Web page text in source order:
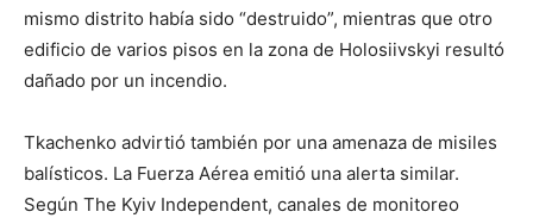
mismo distrito había sido “destruido”, mientras que otro
edificio de varios pisos en la zona de Holosiivskyi resultó
dañado por un incendio.
Tkachenko advirtió también por una amenaza de misiles
balísticos. La Fuerza Aérea emitió una alerta similar.
Según The Kyiv Independent, canales de monitoreo